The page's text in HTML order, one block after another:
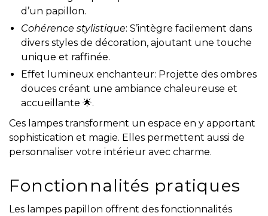
d’un papillon.
Cohérence stylistique: S’intègre facilement dans
divers styles de décoration, ajoutant une touche
unique et raffinée.
Effet lumineux enchanteur: Projette des ombres
douces créant une ambiance chaleureuse et
accueillante 🌟.
Ces lampes transforment un espace en y apportant
sophistication et magie. Elles permettent aussi de
personnaliser votre intérieur avec charme.
Fonctionnalités pratiques
Les lampes papillon offrent des fonctionnalités